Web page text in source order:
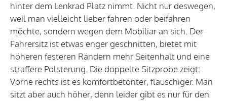
hinter dem Lenkrad Platz nimmt. Nicht nur deswegen,
weil man vielleicht lieber fahren oder beifahren
möchte, sondern wegen dem Mobiliar an sich. Der
Fahrersitz ist etwas enger geschnitten, bietet mit
höheren festeren Rändern mehr Seitenhalt und eine
straffere Polsterung. Die doppelte Sitzprobe zeigt:
Vorne rechts ist es komfortbetonter, flauschiger. Man
sitzt aber auch höher, denn leider gibt es nur für den